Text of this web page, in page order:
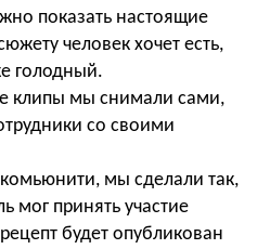
показать настоящие
человек хочет есть,
голодный.
клипы мы снимали сами,
со своими
мы сделали так,
мог принять участие
будет опубликован